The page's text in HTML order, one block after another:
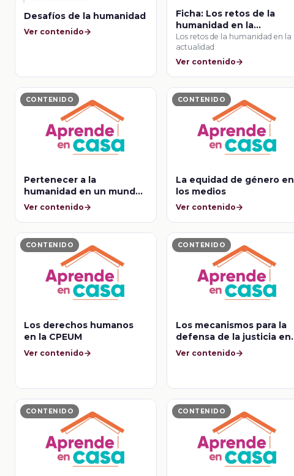
Desafíos de la humanidad
Ver contenido
Ficha: Los retos de la
humanidad en la
actualidad
Los retos de la humanidad en la
actualidad
Ver contenido
CONTENIDO
Pertenecer a la
humanidad en un mundo
global
Ver contenido
CONTENIDO
La equidad de género en
los medios
Ver contenido
CONTENIDO
Los derechos humanos
en la CPEUM
Ver contenido
CONTENIDO
Los mecanismos para la
defensa de la justicia en
el mundo
Ver contenido
CONTENIDO CONTENIDO